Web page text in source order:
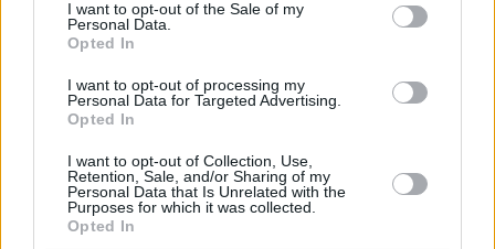
I want to opt-out of the Sale of my
Personal Data.
Opted In
I want to opt-out of processing my
Personal Data for Targeted Advertising.
Opted In
I want to opt-out of Collection, Use,
Retention, Sale, and/or Sharing of my
Personal Data that Is Unrelated with the
Purposes for which it was collected.
Opted In
Per la prima volta dal cambio di regime, i deputati
dell’opposizione sono stati banditi dal Parlamento ungherese
budapest # governo ungherese
inasprimento della libertà di riunione in Ungheria
manifestazione #polizia ungherese #ungheria
Leave a Reply